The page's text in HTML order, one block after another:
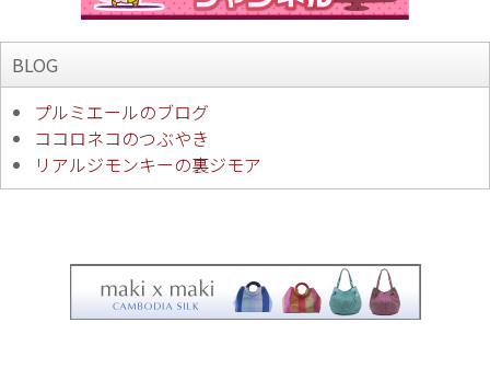
BLOG
プルミエールのブログ
ココロネコのつぶやき
リアルジモンキーの裏ジモア